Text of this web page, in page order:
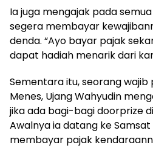
Ia juga mengajak pada
segera membayar
denda. “Ayo bayar pajak
dapat hadiah menarik dari
Sementara itu, seorang
Menes, Ujang Wahyudin
jika ada bagi-bagi doorprize
Awalnya ia datang ke
membayar pajak